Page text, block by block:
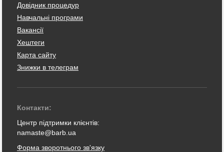
Довідник процедур
Навчальні програми
Вакансії
Хештеги
Карта сайту
Знижки в телеграм
Контакти:
Центр підтримки клієнтів:
namaste@barb.ua
Форма зворотнього зв'язку